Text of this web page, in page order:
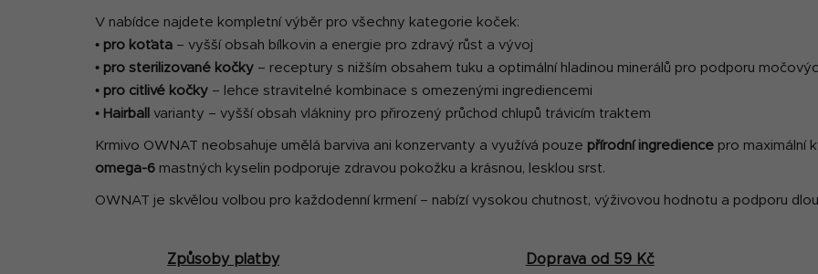
r
k
v
p
i
u
V nabídce najdete kompletní výběr pro všechny kategorie koček:
• pro koťata – vyšší obsah bílkovin a energie pro zdravý růst a vývoj
• pro sterilizované kočky – receptury s nižším obsahem tuku a optimální hladinou minerálů pro podporu
• pro citlivé kočky – lehce stravitelné kombinace s omezenými ingrediencemi
• Hairball varianty – vyšší obsah vlákniny pro přirozený průchod chlupů trávicím traktem
Krmivo OWNAT neobsahuje umělá barviva ani konzervanty a využívá pouze přírodní ingredience pro maximální
omega-6 mastných kyselin podporuje zdravou pokožku a krásnou, lesklou srst.
OWNAT je skvělou volbou pro každodenní krmení – nabízí vysokou chutnost, výživovou hodnotu a podporu
Způsoby platby Doprava od 59 Kč